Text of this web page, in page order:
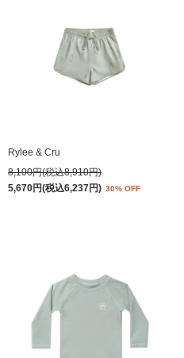
Rylee & Cru
8,100円(税込8,910円)
5,670円(税込6,237円) 30% OFF